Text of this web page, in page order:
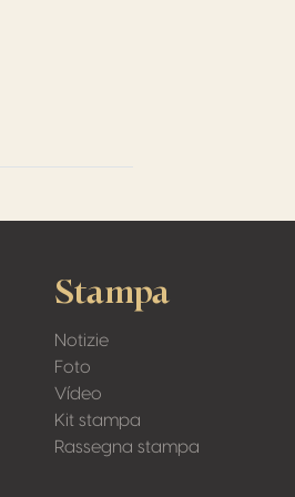
Stampa
Notizie
Foto
Vídeo
Kit stampa
Rassegna stampa